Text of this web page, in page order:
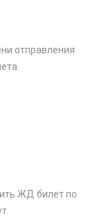
отправления
ЖД билет по